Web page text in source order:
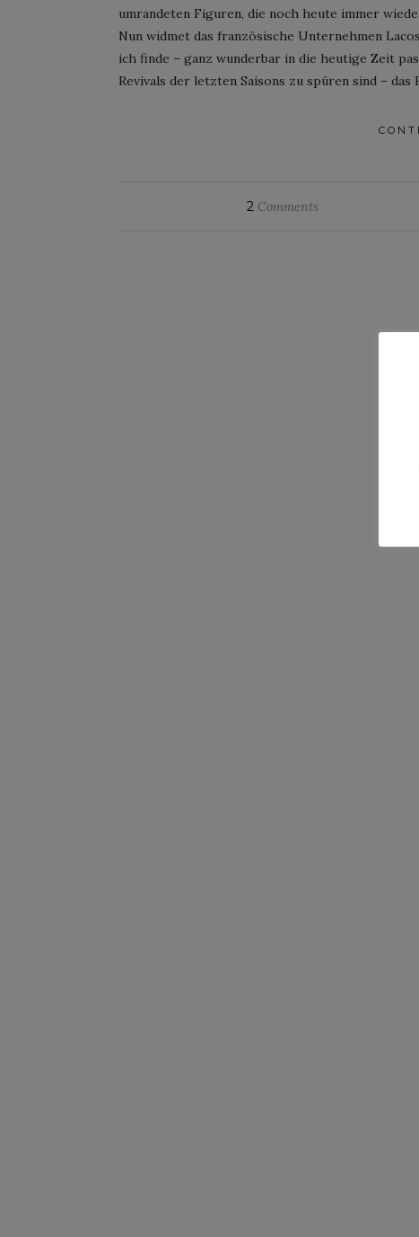
umrandeten Figuren, die noch heute immer
Nun widmet das französische Unternehmen
ich finde – ganz wunderbar in die heutige Zeit
Revivals der letzten Saisons zu spüren sind – das
2 Comments